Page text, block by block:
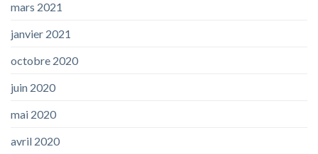
mars 2021
janvier 2021
octobre 2020
juin 2020
mai 2020
avril 2020